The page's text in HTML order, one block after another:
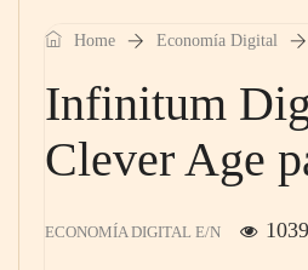
Home Economía Digital
Infinitum
Clever Age
ECONOMÍA DIGITAL E/N